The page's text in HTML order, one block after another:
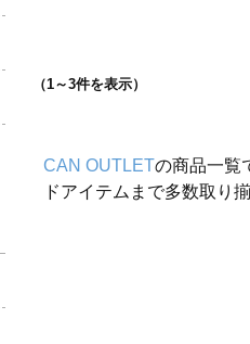
（1～3件を表示）
CAN OUTLETの商品一覧
ドアイテムまで多数取り